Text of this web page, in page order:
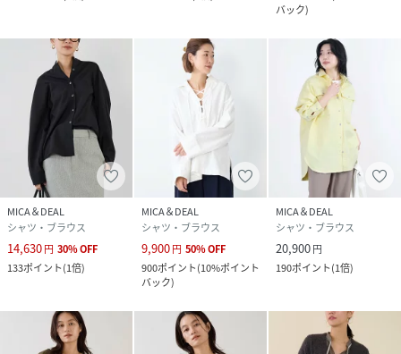
バック)
MICA＆DEAL
シャツ・ブラウス
14,630円 30%OFF
133ポイント(1倍)
MICA＆DEAL
シャツ・ブラウス
9,900円 50%OFF
900ポイント(10%ポイント
バック)
MICA＆DEAL
シャツ・ブラウス
20,900円
190ポイント(1倍)